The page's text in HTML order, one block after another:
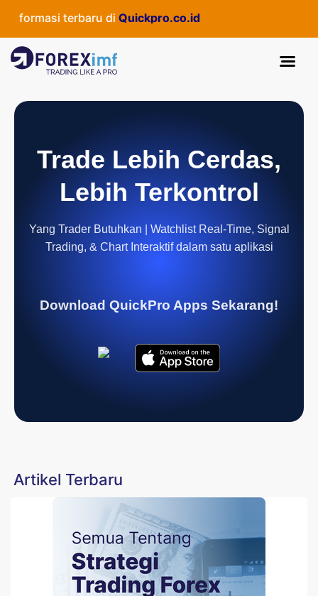
terbaru diQuickpro.co.id
Trade Lebih Cerdas,
Lebih Terkontrol
Yang Trader Butuhkan | Watchlist Real-Time, Signal
Trading, & Chart Interaktif dalam satu aplikasi
Download QuickPro Apps Sekarang!
Artikel Terbaru